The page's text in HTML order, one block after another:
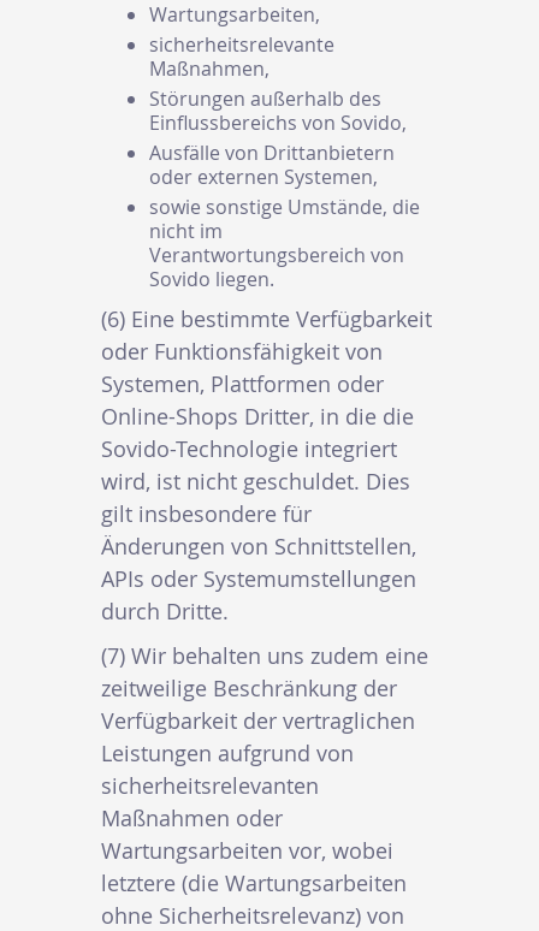
Wartungsarbeiten,
sicherheitsrelevante
Maßnahmen,
Störungen außerhalb des
Einflussbereichs von Sovido,
Ausfälle von Drittanbietern
oder externen Systemen,
sowie sonstige Umstände, die
nicht im
Verantwortungsbereich von
Sovido liegen.
(6) Eine bestimmte Verfügbarkeit
oder Funktionsfähigkeit von
Systemen, Plattformen oder
Online-Shops Dritter, in die die
Sovido-Technologie integriert
wird, ist nicht geschuldet. Dies
gilt insbesondere für
Änderungen von Schnittstellen,
APIs oder Systemumstellungen
durch Dritte.
(7) Wir behalten uns zudem eine
zeitweilige Beschränkung der
Verfügbarkeit der vertraglichen
Leistungen aufgrund von
sicherheitsrelevanten
Maßnahmen oder
Wartungsarbeiten vor, wobei
letztere (die Wartungsarbeiten
ohne Sicherheitsrelevanz) von